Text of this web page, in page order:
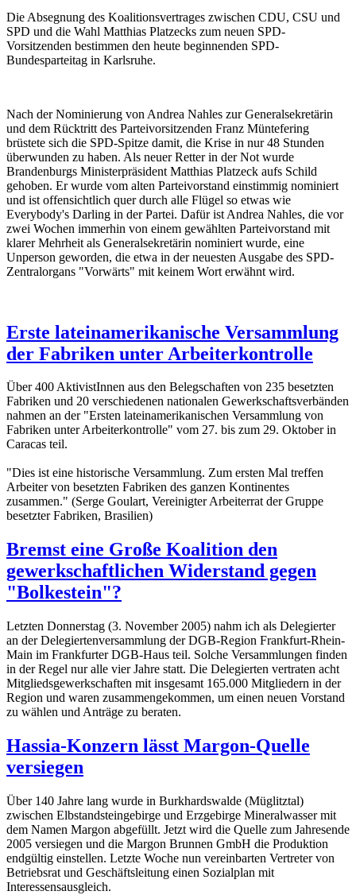
Die Absegnung des Koalitionsvertrages zwischen CDU, CSU und
SPD und die Wahl Matthias Platzecks zum neuen SPD-
Vorsitzenden bestimmen den heute beginnenden SPD-
Bundesparteitag in Karlsruhe.
Nach der Nominierung von Andrea Nahles zur Generalsekretärin
und dem Rücktritt des Parteivorsitzenden Franz Müntefering
brüstete sich die SPD-Spitze damit, die Krise in nur 48 Stunden
überwunden zu haben. Als neuer Retter in der Not wurde
Brandenburgs Ministerpräsident Matthias Platzeck aufs Schild
gehoben. Er wurde vom alten Parteivorstand einstimmig nominiert
und ist offensichtlich quer durch alle Flügel so etwas wie
Everybody's Darling in der Partei. Dafür ist Andrea Nahles, die vor
zwei Wochen immerhin von einem gewählten Parteivorstand mit
klarer Mehrheit als Generalsekretärin nominiert wurde, eine
Unperson geworden, die etwa in der neuesten Ausgabe des SPD-
Zentralorgans "Vorwärts" mit keinem Wort erwähnt wird.
Erste lateinamerikanische Versammlung
der Fabriken unter Arbeiterkontrolle
Über 400 AktivistInnen aus den Belegschaften von 235 besetzten
Fabriken und 20 verschiedenen nationalen Gewerkschaftsverbänden
nahmen an der "Ersten lateinamerikanischen Versammlung von
Fabriken unter Arbeiterkontrolle" vom 27. bis zum 29. Oktober in
Caracas teil.
"Dies ist eine historische Versammlung. Zum ersten Mal treffen
Arbeiter von besetzten Fabriken des ganzen Kontinentes
zusammen." (Serge Goulart, Vereinigter Arbeiterrat der Gruppe
besetzter Fabriken, Brasilien)
Bremst eine Große Koalition den
gewerkschaftlichen Widerstand gegen
"Bolkestein"?
Letzten Donnerstag (3. November 2005) nahm ich als Delegierter
an der Delegiertenversammlung der DGB-Region Frankfurt-Rhein-
Main im Frankfurter DGB-Haus teil. Solche Versammlungen finden
in der Regel nur alle vier Jahre statt. Die Delegierten vertraten acht
Mitgliedsgewerkschaften mit insgesamt 165.000 Mitgliedern in der
Region und waren zusammengekommen, um einen neuen Vorstand
zu wählen und Anträge zu beraten.
Hassia-Konzern lässt Margon-Quelle
versiegen
Über 140 Jahre lang wurde in Burkhardswalde (Müglitztal)
zwischen Elbstandsteingebirge und Erzgebirge Mineralwasser mit
dem Namen Margon abgefüllt. Jetzt wird die Quelle zum Jahresende
2005 versiegen und die Margon Brunnen GmbH die Produktion
endgültig einstellen. Letzte Woche nun vereinbarten Vertreter von
Betriebsrat und Geschäftsleitung einen Sozialplan mit
Interessensausgleich.